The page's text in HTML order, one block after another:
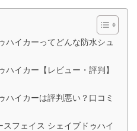
ハイカーってどんな防水シュ
ハイカー【レビュー・評判】
ハイカーは評判悪い？口コミ
フェイス シェイブドゥハイ